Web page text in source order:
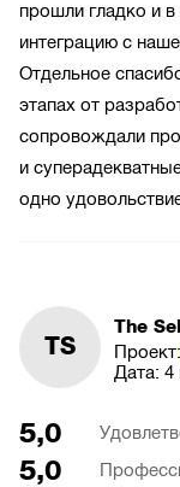
прошли гладко и
интеграцию с
Отдельное
этапах от
сопровождали
и
одно
TS
The
Проект:
Дата: 4
5,0
5,0